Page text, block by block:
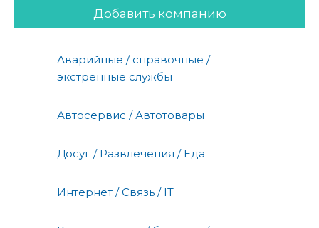
Добавить компанию
Аварийные / справочные /
экстренные службы
Автосервис / Автотовары
Досуг / Развлечения / Еда
Интернет / Связь / IT